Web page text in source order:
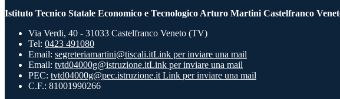
Istituto Tecnico Statale Economico e Tecnologico Arturo Martini Castelfranco
Via Verdi, 40 - 31033 Castelfranco Veneto (TV)
Tel: 0423 491080
Email: segreteriamartini@tiscali.itLink per inviare una mail
Email: tvtd04000g@istruzione.itLink per inviare una mail
PEC: tvtd04000g@pec.istruzione.it Link per inviare una mail
C.F.: 81001990266